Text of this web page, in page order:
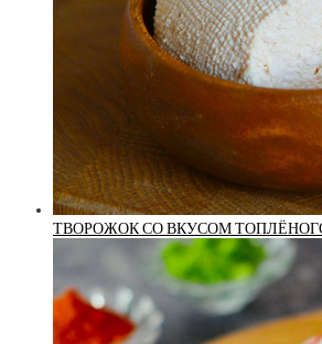
ТВОРОЖОК СО ВКУСОМ